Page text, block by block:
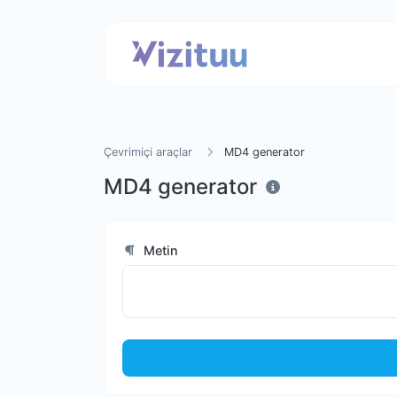
Çevrimiçi araçlar MD4 generator
MD4 generator
Metin